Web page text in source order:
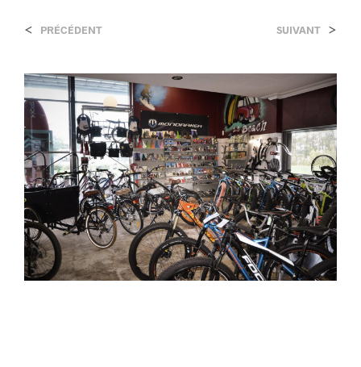
< PRÉCÉDENT SUIVANT >